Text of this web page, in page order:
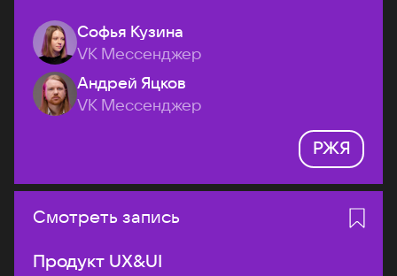
Софья Кузина
VK Мессенджер
Андрей Яцков
VK Мессенджер
РЖЯ
Смотреть запись
Продукт UX&UI